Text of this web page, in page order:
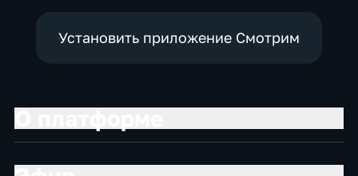
Установить приложение Смотрим